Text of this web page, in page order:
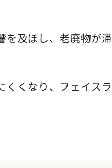
を及ぼし、老廃物が滞
くくなり、フェイスラ